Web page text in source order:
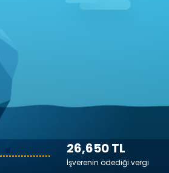
26,650 TL
İşverenin ödediği vergi